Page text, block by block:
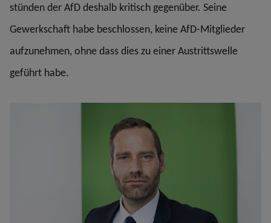
stünden der AfD deshalb kritisch gegenüber. Seine
Gewerkschaft habe beschlossen, keine AfD-Mitglieder
aufzunehmen, ohne dass dies zu einer Austrittswelle
geführt habe.